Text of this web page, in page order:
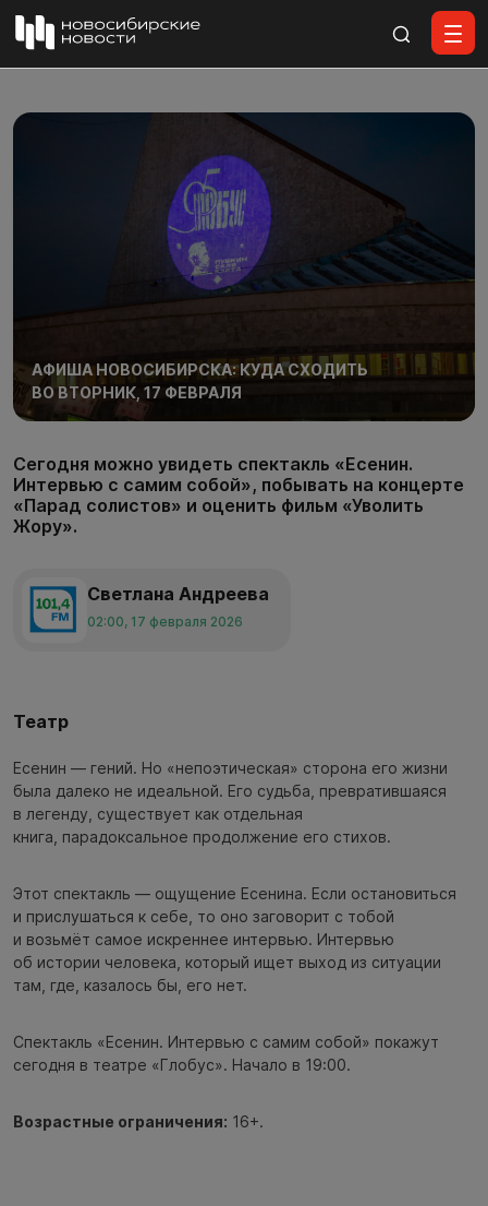
АФИША НОВОСИБИРСКА: КУДА СХОДИТЬ
ВО ВТОРНИК, 17 ФЕВРАЛЯ
Сегодня можно увидеть спектакль «Есенин.
Интервью с самим собой», побывать на концерте
«Парад солистов» и оценить фильм «Уволить
Жору».
Светлана Андреева
02:00, 17 февраля 2026
Театр
Есенин — гений. Но «непоэтическая» сторона его жизни
была далеко не идеальной. Его судьба, превратившаяся
в легенду, существует как отдельная
книга, парадоксальное продолжение его стихов.
Этот спектакль — ощущение Есенина. Если остановиться
и прислушаться к себе, то оно заговорит с тобой
и возьмёт самое искреннее интервью. Интервью
об истории человека, который ищет выход из ситуации
там, где, казалось бы, его нет.
Спектакль «Есенин. Интервью с самим собой» покажут
сегодня в театре «Глобус». Начало в 19:00.
Возрастные ограничения: 16+.